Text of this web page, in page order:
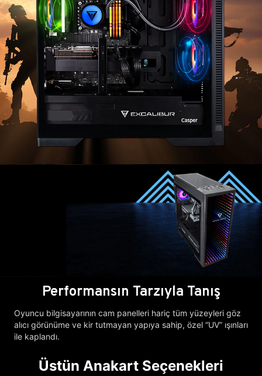
Performansın Tarzıyla Tanış
Oyuncu bilgisayarının cam panelleri hariç tüm yüzeyleri göz
alıcı görünüme ve kir tutmayan yapıya sahip, özel “UV” ışınları
ile kaplandı.
Üstün Anakart Seçenekleri